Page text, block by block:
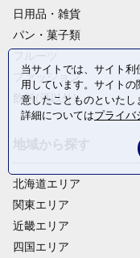
日用品・雑貨
パン・菓子類
ファッション
飲料(酒以外)
北海道エリア
関東エリア
近畿エリア
四国エリア
当サイトでは、サイト
用しています。サイト
意したことものといたし
詳細についてはプライバ